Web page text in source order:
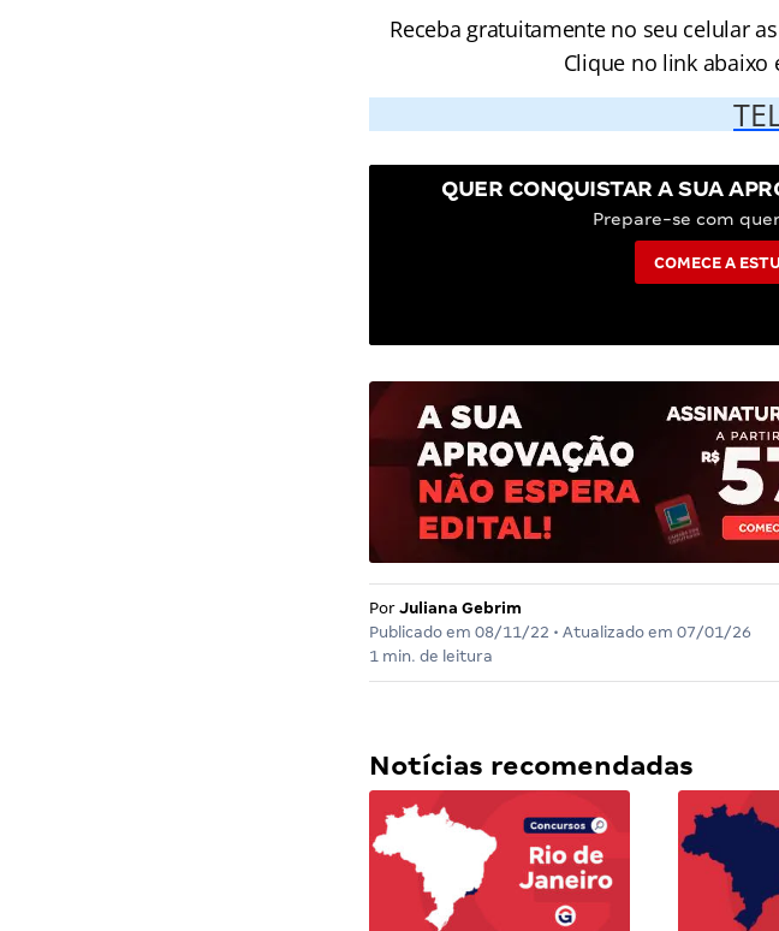
Receba gratuitamente no seu celular
Clique no link abaixo
QUER CONQUISTAR A SUA
Prepare-se com
COMECE A
Por Juliana Gebrim
Publicado em 08/11/22 • Atualizado em 07/01/26
1 min. de leitura
Notícias recomendadas